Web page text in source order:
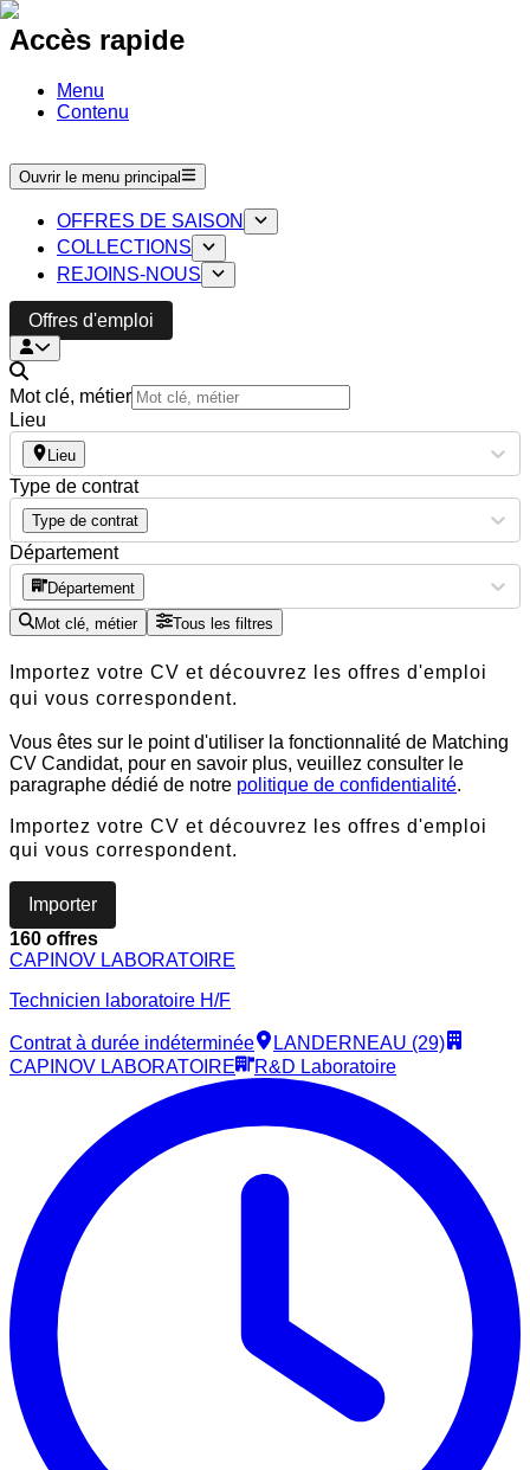
Accès rapide
Menu
Contenu
Ouvrir le menu principal
OFFRES DE SAISON
COLLECTIONS
REJOINS-NOUS
Offres d'emploi
Mot clé, métier
Lieu
Lieu
Type de contrat
Type de contrat
Département
Département
Mot clé, métier Tous les filtres
Importez votre CV et découvrez les offres d'emploi
qui vous correspondent.
Vous êtes sur le point d'utiliser la fonctionnalité de Matching
CV Candidat, pour en savoir plus, veuillez consulter le
paragraphe dédié de notre politique de confidentialité.
Importez votre CV et découvrez les offres d'emploi
qui vous correspondent.
Importer
160 offres
CAPINOV LABORATOIRE
Technicien laboratoire H/F
Contrat à durée indéterminée
LANDERNEAU (29)
CAPINOV LABORATOIRE
R&D Laboratoire